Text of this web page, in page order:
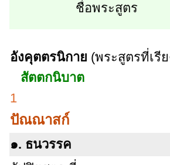
ชื่อพระสูตร
อังคุตตรนิกาย (พระสูตรที่เรี
สัตตกนิบาต
1
ปัณณาสก์
๑. ธนวรรค